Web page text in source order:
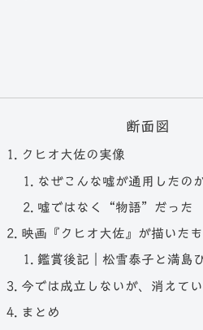
断面図
クヒオ大佐の実像
なぜこんな嘘が通用したの
嘘ではなく“物語”だった
映画『クヒオ大佐』が描いた
鑑賞後記｜松雪泰子と満島
今では成立しないが、消えて
まとめ